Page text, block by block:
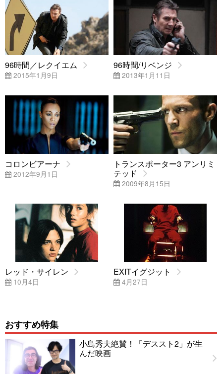
96時間／レクイエム
2015年1月9日
96時間/リベンジ
2013年1月11日
コロンビアーナ
2012年9月1日
トランスポーター3 アンリミ
テッド
2009年8月15日
レッド・サイレン
10月4日
EXITイグジット
4月27日
おすすめ特集
小島秀夫絶賛！「デススト2」が生
んだ映画